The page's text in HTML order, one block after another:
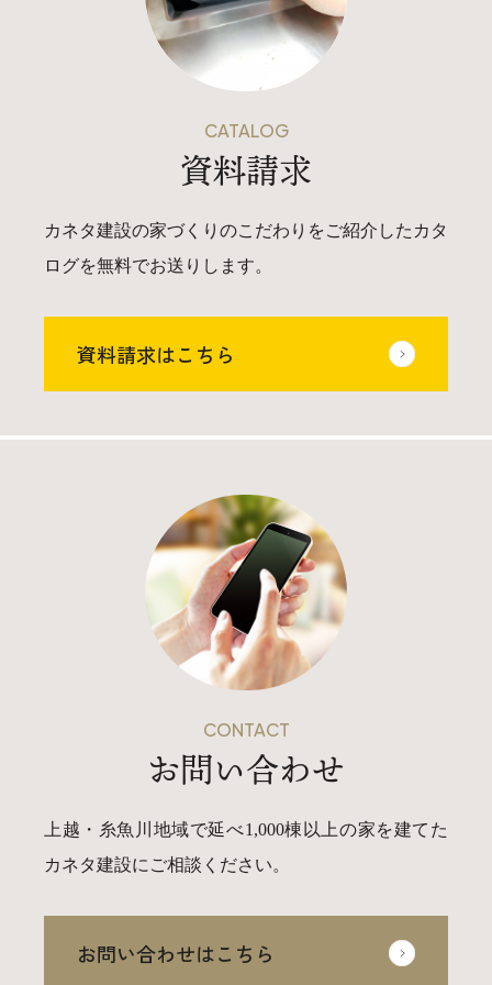
CATALOG
資料請求
カネタ建設の家づくりのこだわりをご紹介したカタ
ログを無料でお送りします。
資料請求はこちら
CONTACT
お問い合わせ
上越・糸魚川地域で延べ1,000棟以上の家を建てた
カネタ建設にご相談ください。
お問い合わせはこちら